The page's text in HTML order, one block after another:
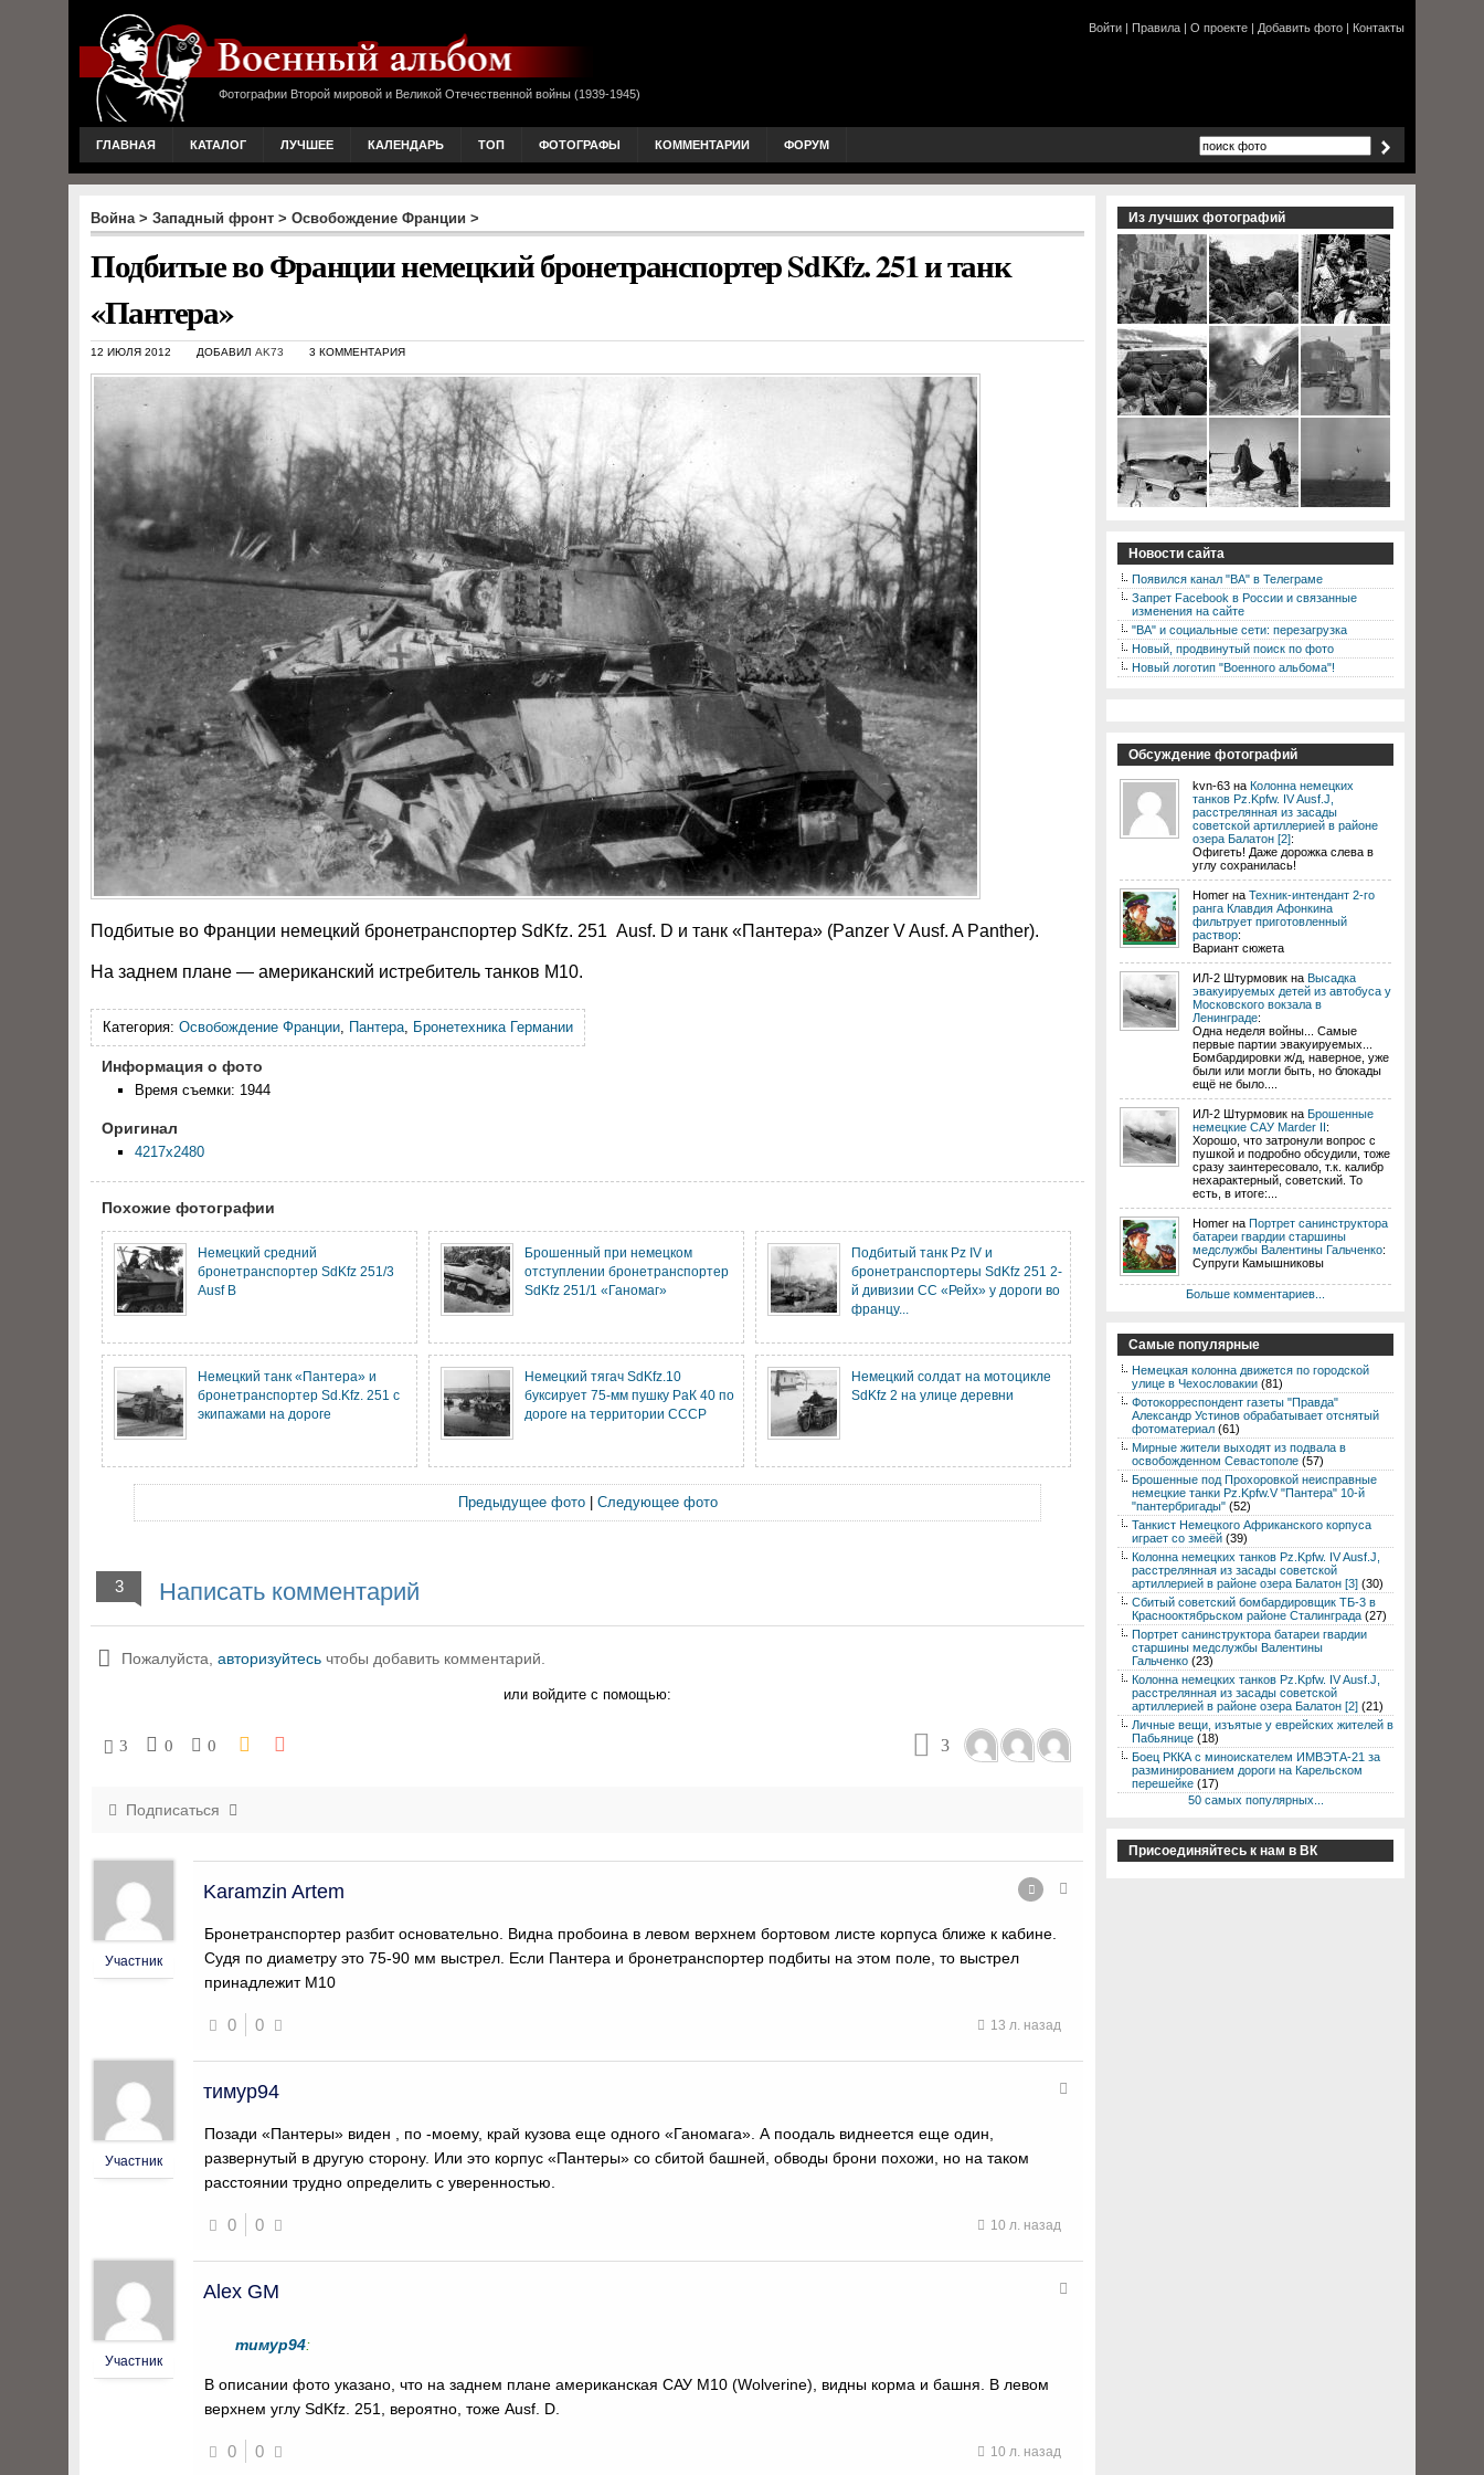
Фотографии Второй мировой и Великой Отечественной войны (1939-1945)
Войти | Правила | О проекте | Добавить фото | Контакты
ГЛАВНАЯ КАТАЛОГ ЛУЧШЕЕ КАЛЕНДАРЬ ТОП ФОТОГРАФЫ КОММЕНТАРИИ ФОРУМ
Война> Западный фронт > Освобождение Франции >
Подбитые во Франции немецкий бронетранспортер SdKfz. 251 и танк
«Пантера»
12 ИЮЛЯ 2012 ДОБАВИЛ AK73 3 КОММЕНТАРИЯ
Подбитые во Франции немецкий бронетранспортер SdKfz. 251 Ausf. D и танк «Пантера» (Panzer V Ausf. A Panther).
На заднем плане — американский истребитель танков М10.
Категория: Освобождение Франции, Пантера, Бронетехника Германии
Информация о фото
Время съемки: 1944
Оригинал
4217x2480
Похожие фотографии
Немецкий средний
бронетранспортер SdKfz 251/3
Ausf B
Брошенный при немецком
отступлении бронетранспортер
SdKfz 251/1 «Ганомаг»
Подбитый танк Pz IV и
бронетранспортеры SdKfz 251 2-
й дивизии СС «Рейх» у дороги во
францу...
Немецкий танк «Пантера» и
бронетранспортер Sd.Kfz. 251 с
экипажами на дороге
Немецкий тягач SdKfz.10
буксирует 75-мм пушку РаК 40 по
дороге на территории СССР
Немецкий солдат на мотоцикле
SdKfz 2 на улице деревни
Предыдущее фото| Следующее фото
3 Написать комментарий
Пожалуйста, авторизуйтесь чтобы добавить комментарий.
или войдите с помощью:
3 0 0 3
Подписаться
Участник
Karamzin Artem
Бронетранспортер разбит основательно. Видна пробоина в левом верхнем бортовом листе корпуса ближе к кабине.
Судя по диаметру это 75-90 мм выстрел. Если Пантера и бронетранспортер подбиты на этом поле, то выстрел
принадлежит М10
0 0 13 л. назад
Участник
тимур94
Позади «Пантеры» виден , по -моему, край кузова еще одного «Ганомага». А поодаль виднеется еще один,
развернутый в другую сторону. Или это корпус «Пантеры» со сбитой башней, обводы брони похожи, но на таком
расстоянии трудно определить с уверенностью.
0 0 10 л. назад
Участник
Alex GM
тимур94:
В описании фото указано, что на заднем плане американская САУ M10 (Wolverine), видны корма и башня. В левом
верхнем углу SdKfz. 251, вероятно, тоже Ausf. D.
0 0 10 л. назад
Из лучших фотографий
Новости сайта
Появился канал "ВА" в Телеграме
Запрет Facebook в России и связанные
изменения на сайте
"ВА" и социальные сети: перезагрузка
Новый, продвинутый поиск по фото
Новый логотип "Военного альбома"!
Обсуждение фотографий
kvn-63 на Колонна немецких
танков Pz.Kpfw. IV Ausf.J,
расстрелянная из засады
советской артиллерией в районе
озера Балатон [2]:
Офигеть! Даже дорожка слева в
углу сохранилась!
Homer на Техник-интендант 2-го
ранга Клавдия Афонкина
фильтрует приготовленный
раствор:
Вариант сюжета
ИЛ-2 Штурмовик на Высадка
эвакуируемых детей из автобуса у
Московского вокзала в
Ленинграде:
Одна неделя войны... Самые
первые партии эвакуируемых...
Бомбардировки ж/д, наверное, уже
были или могли быть, но блокады
ещё не было....
ИЛ-2 Штурмовик на Брошенные
немецкие САУ Marder II:
Хорошо, что затронули вопрос с
пушкой и подробно обсудили, тоже
сразу заинтересовало, т.к. калибр
нехарактерный, советский. То
есть, в итоге:...
Homer на Портрет санинструктора
батареи гвардии старшины
медслужбы Валентины Гальченко:
Супруги Камышниковы
Больше комментариев...
Самые популярные
Немецкая колонна движется по городской
улице в Чехословакии (81)
Фотокорреспондент газеты "Правда"
Александр Устинов обрабатывает отснятый
фотоматериал (61)
Мирные жители выходят из подвала в
освобожденном Севастополе (57)
Брошенные под Прохоровкой неисправные
немецкие танки Pz.Kpfw.V "Пантера" 10-й
"пантербригады" (52)
Танкист Немецкого Африканского корпуса
играет со змеёй (39)
Колонна немецких танков Pz.Kpfw. IV Ausf.J,
расстрелянная из засады советской
артиллерией в районе озера Балатон [3] (30)
Сбитый советский бомбардировщик ТБ-3 в
Краснооктябрьском районе Сталинграда (27)
Портрет санинструктора батареи гвардии
старшины медслужбы Валентины
Гальченко (23)
Колонна немецких танков Pz.Kpfw. IV Ausf.J,
расстрелянная из засады советской
артиллерией в районе озера Балатон [2] (21)
Личные вещи, изъятые у еврейских жителей в
Пабьянице (18)
Боец РККА с миноискателем ИМВЭТА-21 за
разминированием дороги на Карельском
перешейке (17)
50 самых популярных...
Присоединяйтесь к нам в ВК